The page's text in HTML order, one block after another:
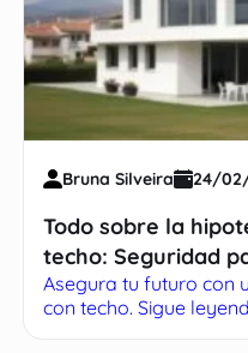
Bruna Silveira 24/
Todo sobre la
techo: Seguridad
Asegura tu futuro con
con techo. Sigue